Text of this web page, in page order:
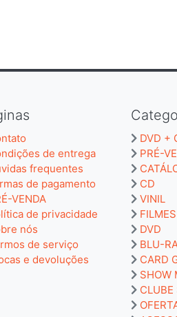
de entrega
frequentes
de pagamento
VENDA
de privacidade
nós
de serviço
e devoluções
DVD +
PRÉ-
CD
VINIL
FILMES
DVD
BLU-
CARD
SHOW
CLUBE